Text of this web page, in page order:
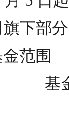
下部
金范围